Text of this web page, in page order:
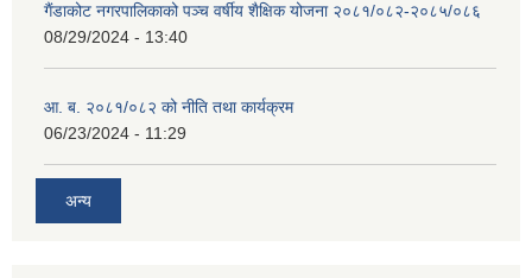
गैंडाकोट नगरपालिकाको पञ्च वर्षीय शैक्षिक योजना २०८१/०८२-२०८५/०८६
08/29/2024 - 13:40
आ. ब. २०८१/०८२ को नीति तथा कार्यक्रम
06/23/2024 - 11:29
अन्य